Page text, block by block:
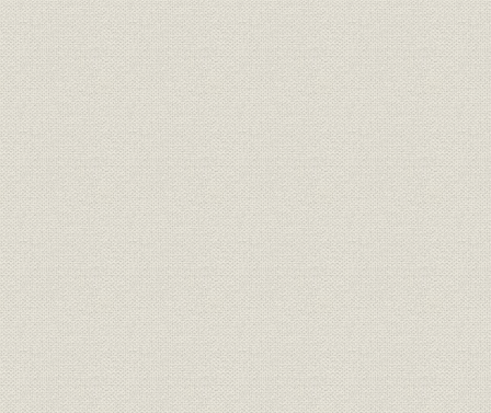
沿革;提携・合併
麻里布製油所の操業再開とカル
テックスとの提携
昭和24年
(1950年)9